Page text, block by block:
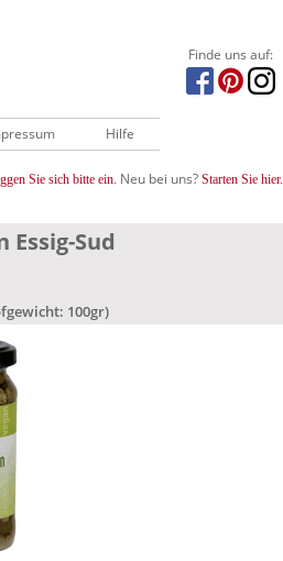
Finde uns auf:
Hilfe
Sie sich bitte ein. Neu bei uns? Starten Sie hier.
Essig-Sud
100gr)